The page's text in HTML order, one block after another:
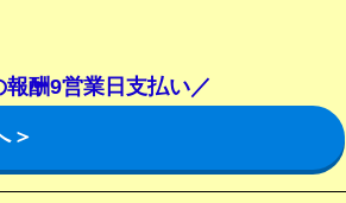
酬9営業日支払い／
＞